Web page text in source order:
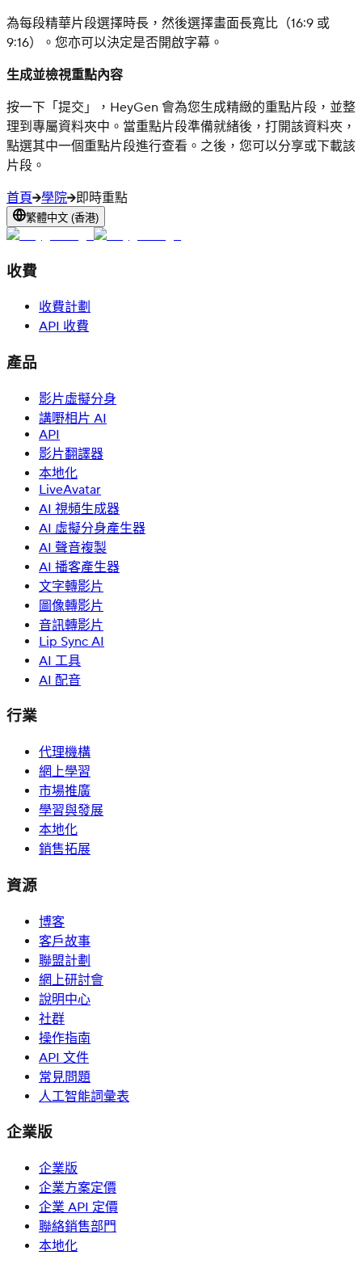
為每段精華片段選擇時長，然後選擇畫面長寬比（16:9 或
9:16）。您亦可以決定是否開啟字幕。
生成並檢視重點內容
按一下「提交」，HeyGen 會為您生成精緻的重點片段，並整
理到專屬資料夾中。當重點片段準備就緒後，打開該資料夾，
點選其中一個重點片段進行查看。之後，您可以分享或下載該
片段。
首頁 學院 即時重點
繁體中文 (香港)
收費
收費計劃
API 收費
產品
影片虛擬分身
講嘢相片 AI
API
影片翻譯器
本地化
LiveAvatar
AI 視頻生成器
AI 虛擬分身產生器
AI 聲音複製
AI 播客產生器
文字轉影片
圖像轉影片
音訊轉影片
Lip Sync AI
AI 工具
AI 配音
行業
代理機構
網上學習
市場推廣
學習與發展
本地化
銷售拓展
資源
博客
客戶故事
聯盟計劃
網上研討會
說明中心
社群
操作指南
API 文件
常見問題
人工智能詞彙表
企業版
企業版
企業方案定價
企業 API 定價
聯絡銷售部門
本地化